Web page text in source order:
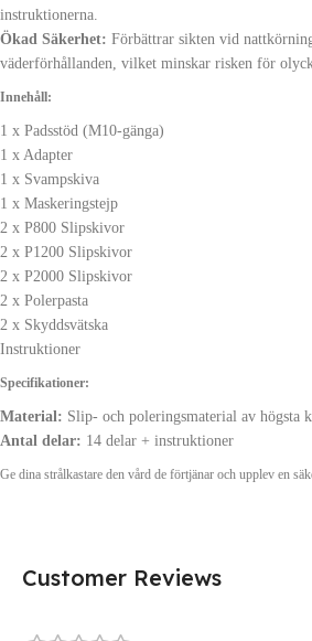
instruktionerna.
Ökad Säkerhet: Förbättrar sikten vid
väderförhållanden, vilket minskar risken för
Innehåll:
1 x Padsstöd (M10-gänga)
1 x Adapter
1 x Svampskiva
1 x Maskeringstejp
2 x P800 Slipskivor
2 x P1200 Slipskivor
2 x P2000 Slipskivor
2 x Polerpasta
2 x Skyddsvätska
Instruktioner
Specifikationer:
Material: Slip- och poleringsmaterial av högsta
Antal delar: 14 delar + instruktioner
Ge dina strålkastare den vård de förtjänar och upplev en
Customer Reviews